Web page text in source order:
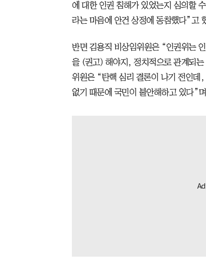
에 대한 인권 침해가 있었는지 심의할
라는 마음에 안건 상정에 동참했다”고
반면 김용직 비상임위원은 “인권위는
을 (권고) 해야지, 정치적으로 관계되
위원은 “탄핵 심리 결론이 나기 전인데
없기 때문에 국민이 불안해하고 있다”